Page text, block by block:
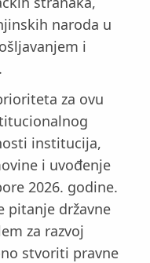
naroda u
i
za ovu
institucija,
i uvođenje
2026. godine.
pitanje državne
za razvoj
stvoriti pravne